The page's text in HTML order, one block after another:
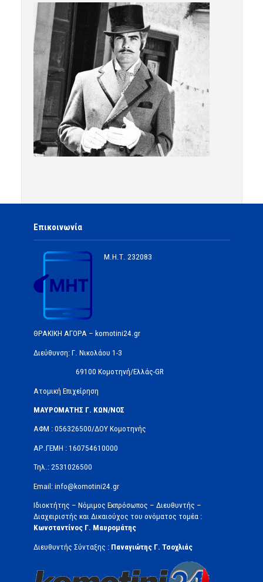
Επικοινωνία
Μ.Η.Τ. 232083
ΘΡΑΚΙΚΗ ΑΓΟΡΑ – komotini24.gr
Διεύθυνση: Γ. Νικολάου 1-3
69100 Κομοτηνή/Ελλάς-GR
Ατομική Επιχείρηση
ΜΑΥΡΟΜΑΤΗΣ Γ. ΚΩΝ/ΝΟΣ
ΑΦΜ : 056326500/ΔOΥ Κομοτηνής
ΑΡ.ΓΕΜΗ : 160754610000
Τηλ.: 2531026500
Email: info@komotini24.gr
Ιδιοκτήτης – Νόμιμος Εκπρόσωπος – Διευθυντής –
Διαχειριστής και Δικαιούχος του ονόματος τομέα :
Κωνσταντίνος Γ. Μαυρομάτης
Διευθυντής Σύνταξης : Παναγιώτης Γ. Τσοχλιάς